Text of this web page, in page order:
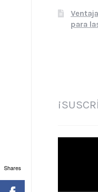
para
Shares